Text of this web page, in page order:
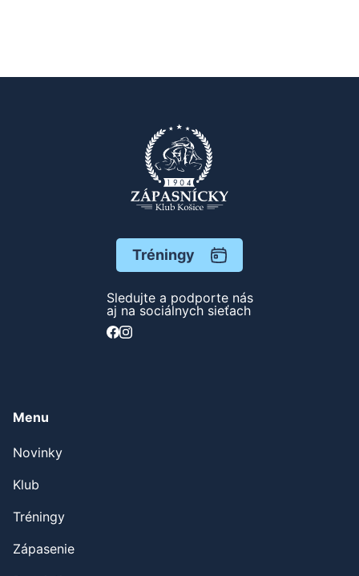
Tréningy
Sledujte a podporte nás
aj na sociálnych sieťach
Menu
Novinky
Klub
Tréningy
Zápasenie